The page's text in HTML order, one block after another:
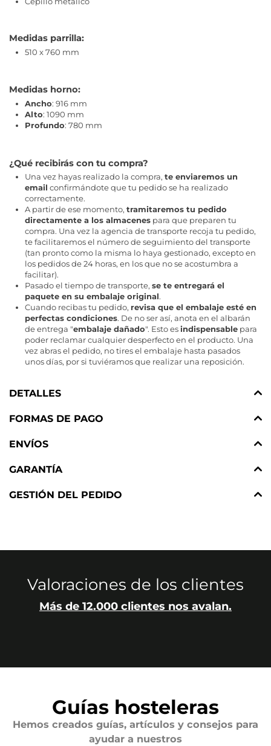
Medidas parrilla:
510 x 760 mm
Medidas horno:
Ancho: 916 mm
Alto: 1090 mm
Profundo: 780 mm
¿Qué recibirás con tu compra?
Una vez hayas realizado la compra, te enviaremos un
email confirmándote que tu pedido se ha realizado
correctamente.
A partir de ese momento, tramitaremos tu pedido
directamente a los almacenes para que preparen tu
compra. Una vez la agencia de transporte recoja tu pedido,
te facilitaremos el número de seguimiento del transporte
(tan pronto como la misma lo haya gestionado, excepto en
los pedidos de 24 horas, en los que no se acostumbra a
facilitar).
Pasado el tiempo de transporte, se te entregará el
paquete en su embalaje original.
Cuando recibas tu pedido, revisa que el embalaje esté en
perfectas condiciones. De no ser así, anota en el albarán
de entrega "embalaje dañado". Esto esindispensable para
poder reclamar cualquier desperfecto en el producto. Una
vez abras el pedido, no tires el embalaje hasta pasados
unos días, por si tuviéramos que realizar una reposición.
DETALLES
FORMAS DE PAGO
ENVÍOS
GARANTÍA
GESTIÓN DEL PEDIDO
Valoraciones de los clientes
Más de 12.000 clientes nos avalan.
Guías hosteleras
Hemos creados guías, artículos y consejos para
ayudar a nuestros